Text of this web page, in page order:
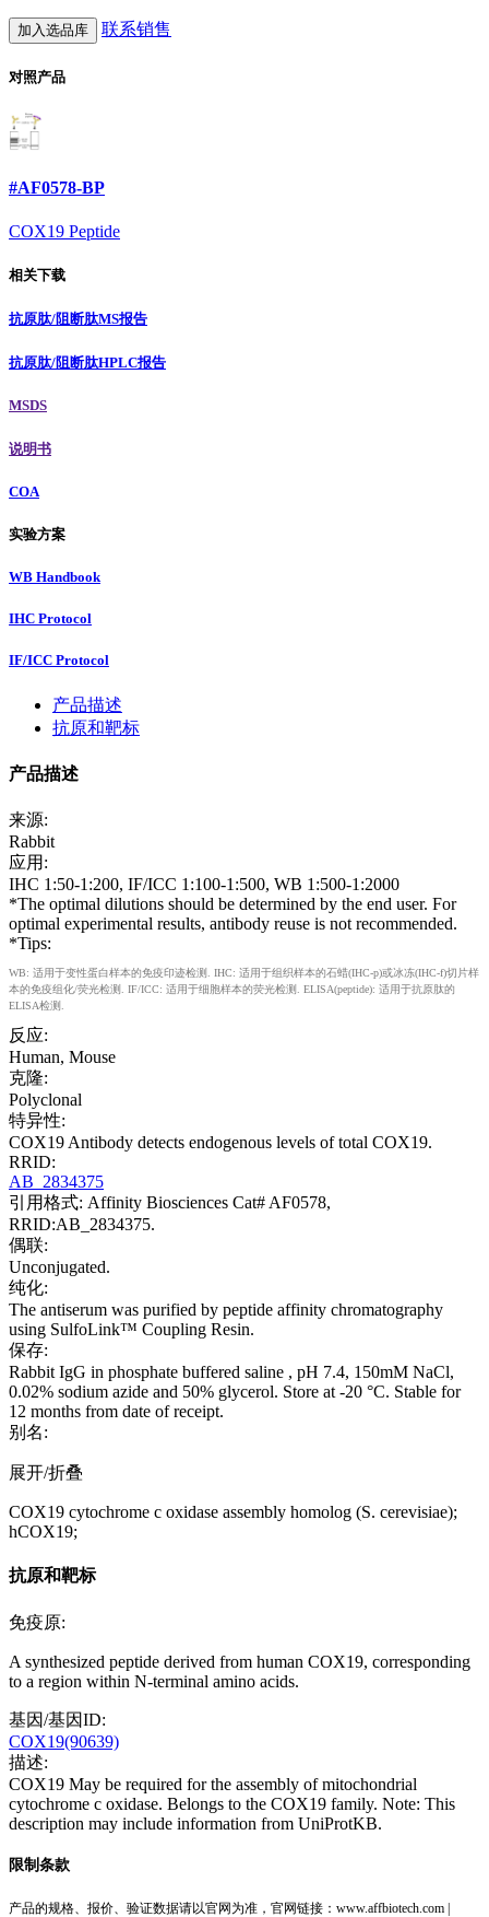
加入选品库 联系销售
对照产品
#AF0578-BP
COX19 Peptide
相关下载
抗原肽/阻断肽MS报告
抗原肽/阻断肽HPLC报告
MSDS
说明书
COA
实验方案
WB Handbook
IHC Protocol
IF/ICC Protocol
产品描述
抗原和靶标
产品描述
来源:
Rabbit
应用:
IHC 1:50-1:200, IF/ICC 1:100-1:500, WB 1:500-1:2000
*The optimal dilutions should be determined by the end user. For
optimal experimental results, antibody reuse is not recommended.
*Tips:
WB: 适用于变性蛋白样本的免疫印迹检测. IHC: 适用于组织样本的石蜡(IHC-p)或冰冻(IHC-f)切片样
本的免疫组化/荧光检测. IF/ICC: 适用于细胞样本的荧光检测. ELISA(peptide): 适用于抗原肽的
ELISA检测.
反应:
Human, Mouse
克隆:
Polyclonal
特异性:
COX19 Antibody detects endogenous levels of total COX19.
RRID:
AB_2834375
引用格式: Affinity Biosciences Cat# AF0578,
RRID:AB_2834375.
偶联:
Unconjugated.
纯化:
The antiserum was purified by peptide affinity chromatography
using SulfoLink™ Coupling Resin.
保存:
Rabbit IgG in phosphate buffered saline , pH 7.4, 150mM NaCl,
0.02% sodium azide and 50% glycerol. Store at -20 °C. Stable for
12 months from date of receipt.
别名:
展开/折叠
COX19 cytochrome c oxidase assembly homolog (S. cerevisiae);
hCOX19;
抗原和靶标
免疫原:
A synthesized peptide derived from human COX19, corresponding
to a region within N-terminal amino acids.
基因/基因ID:
COX19(90639)
描述:
COX19 May be required for the assembly of mitochondrial
cytochrome c oxidase. Belongs to the COX19 family. Note: This
description may include information from UniProtKB.
限制条款
产品的规格、报价、验证数据请以官网为准，官网链接：www.affbiotech.com |